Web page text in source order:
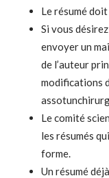
Le résumé
Si vous
envoyer un
de l’auteur
modifications
Le comité
les résumés
forme.
Un résumé